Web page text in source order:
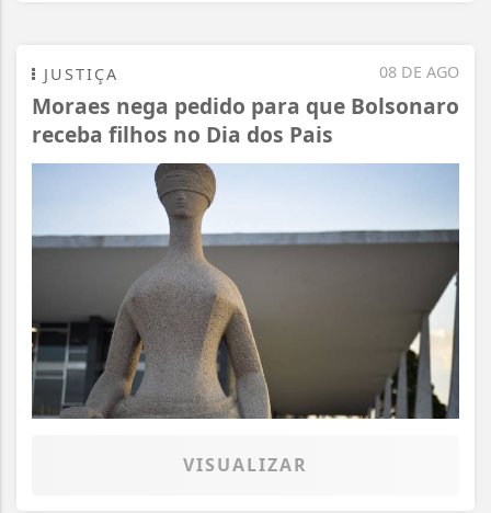
08 DE AGO
JUSTIÇA
Moraes nega pedido para que Bolsonaro
receba filhos no Dia dos Pais
VISUALIZAR